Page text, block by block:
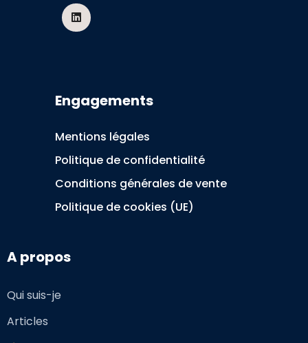
Engagements
Mentions légales
Politique de confidentialité
Conditions générales de vente
Politique de cookies (UE)
A propos
Qui suis-je
Articles